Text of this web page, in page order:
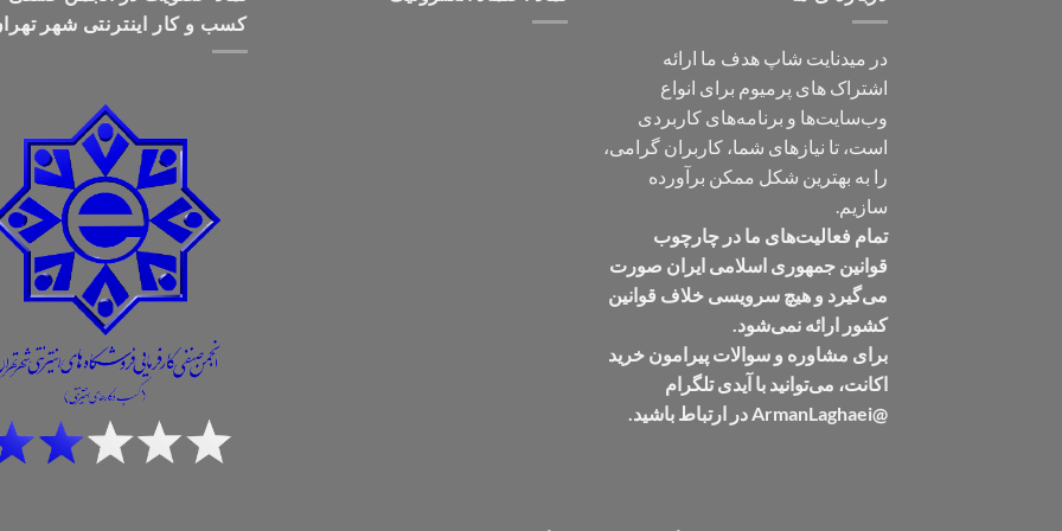
در میدنایت شاپ هدف ما ارائه
اشتراک های پرمیوم برای انواع
وب‌سایت‌ها و برنامه‌های کاربردی
است، تا نیازهای شما، کاربران گرامی،
را به بهترین شکل ممکن برآورده
سازیم.
تمام فعالیت‌های ما در چارچوب
قوانین جمهوری اسلامی ایران صورت
می‌گیرد و هیچ سرویسی خلاف قوانین
کشور ارائه نمی‌شود.
برای مشاوره و سوالات پیرامون خرید
اکانت، می‌توانید با آیدی تلگرام
@ArmanLaghaei در ارتباط باشید.
کسب و کار اینترنتی شهر